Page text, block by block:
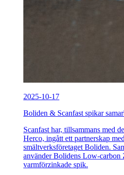
2025-10-17
Boliden & Scanfast spikar
Scanfast har, tillsammans med
Herco, ingått ett partnerskap
smältverksföretaget Boliden.
använder Bolidens Low-carbon
varmförzinkade spik.